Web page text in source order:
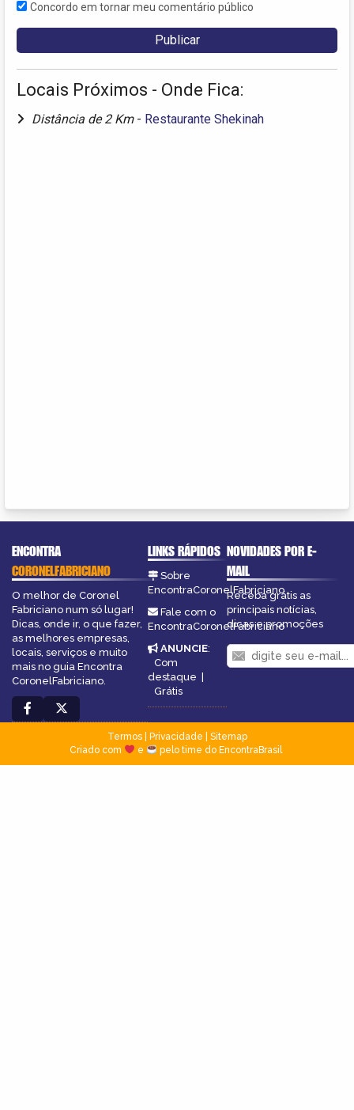
Concordo em tornar meu comentário público
Locais Próximos - Onde Fica:
Distância de 2 Km - Restaurante Shekinah
ENCONTRA
CORONELFABRICIANO
O melhor de Coronel
Fabriciano num só lugar!
Dicas, onde ir, o que fazer,
as melhores empresas,
locais, serviços e muito
mais no guia Encontra
CoronelFabriciano.
LINKS RÁPIDOS
Sobre
EncontraCoronelFabriciano
Fale com o
EncontraCoronelFabriciano
ANUNCIE:
Com
destaque
Grátis
NOVIDADES POR E-
MAIL
Receba grátis as
principais notícias,
dicas e promoções
Termos| Privacidade
Sitemap
Criado com
e pelo time do EncontraBrasil